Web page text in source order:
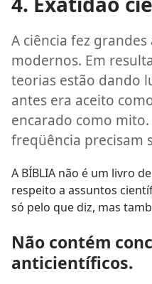
A ciência fez
modernos. Em
teorias estão dando
antes era aceito
encarado como
freqüência precisam
A BÍBLIA não é um livro
respeito a assuntos
só pelo que diz, mas
Não contém
anticientíficos.